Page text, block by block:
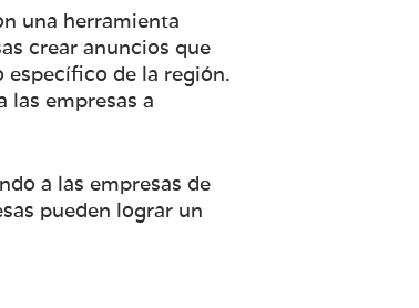
una herramienta
crear anuncios que
específico de la región.
las empresas a
a las empresas de
pueden lograr un